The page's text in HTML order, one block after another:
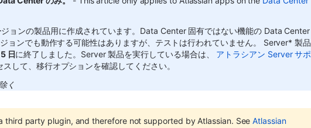
ョンの製品用に作成されています。Data Center 固有ではない機能の Data Center
ョンでも動作する可能性はありますが、テストは行われていません。 Server* 製品
日に終了しました。Server 製品を実行している場合は、
アトラシアン Server サポ
して、移行オプションを確認してください。
く
third party plugin, and therefore not supported by Atlassian. SeeAtlassian